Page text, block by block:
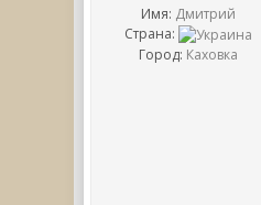
Имя: Дмитрий
Страна:
Город: Каховка